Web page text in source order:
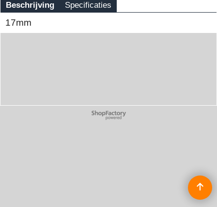
Beschrijving Specificaties
17mm
Webwinkel gemaakt met
ShopFactory webwinkel